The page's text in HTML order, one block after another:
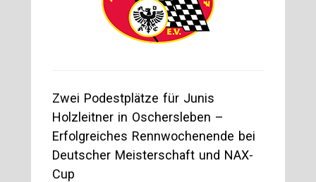
Zwei Podestplätze für Junis
Holzleitner in Oschersleben –
Erfolgreiches Rennwochenende bei
Deutscher Meisterschaft und NAX-
Cup